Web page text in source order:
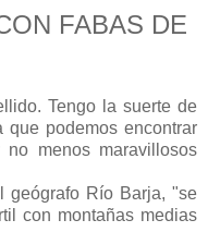
FABAS DE
Tengo la suerte de
podemos encontrar
menos maravillosos
geógrafo Río Barja, "se
con montañas medias